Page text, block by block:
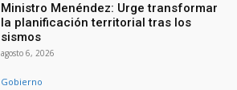
Ministro Menéndez: Urge transformar
la planificación territorial tras los
sismos
agosto 6, 2026
Gobierno